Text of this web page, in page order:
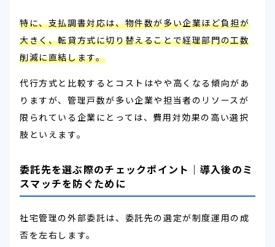
特に、支払調書対応は、物件数が多い企業ほど負担が
大きく、転貸方式に切り替えることで経理部門の工数
削減に直結します。
代行方式と比較するとコストはやや高くなる傾向があ
りますが、管理戸数が多い企業や担当者のリソースが
限られている企業にとっては、費用対効果の高い選択
肢といえます。
委託先を選ぶ際のチェックポイント｜導入後のミ
スマッチを防ぐために
社宅管理の外部委託は、委託先の選定が制度運用の成
否を左右します。